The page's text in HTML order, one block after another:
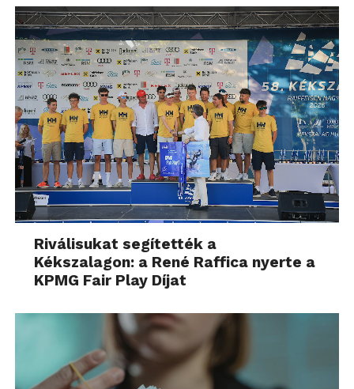
Riválisukat segítették a
Kékszalagon: a René Raffica nyerte a
KPMG Fair Play Díjat